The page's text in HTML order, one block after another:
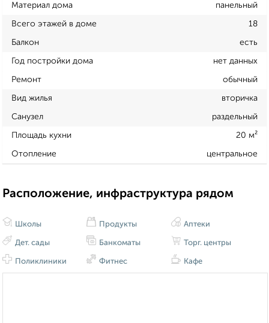
Материал дома панельный
Всего этажей в доме 18
Балкон есть
Год постройки дома нет данных
Ремонт обычный
Вид жилья вторичка
Санузел раздельный
Площадь кухни 20 м²
Отопление центральное
Расположение, инфраструктура рядом
Школы
Дет. сады
Поликлиники
Продукты
Банкоматы
Фитнес
Аптеки
Торг. центры
Кафе